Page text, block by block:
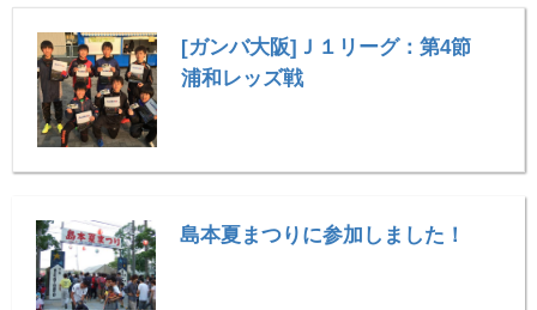
[ガンバ大阪]Ｊ１リーグ：第4節
浦和レッズ戦
島本夏まつりに参加しました！